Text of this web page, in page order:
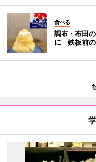
食べる
調布・布田
に 鉄板前の